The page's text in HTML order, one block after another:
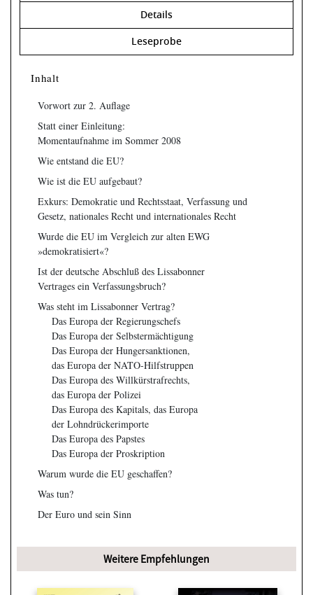
Details
Leseprobe
Inhalt
Vorwort zur 2. Auflage
Statt einer Einleitung:
Momentaufnahme im Sommer 2008
Wie entstand die EU?
Wie ist die EU aufgebaut?
Exkurs: Demokratie und Rechtsstaat, Verfassung und
Gesetz, nationales Recht und internationales Recht
Wurde die EU im Vergleich zur alten EWG
»demokratisiert«?
Ist der deutsche Abschluß des Lissabonner
Vertrages ein Verfassungsbruch?
Was steht im Lissabonner Vertrag?
Das Europa der Regierungschefs
Das Europa der Selbstermächtigung
Das Europa der Hungersanktionen,
das Europa der NATO-Hilfstruppen
Das Europa des Willkürstrafrechts,
das Europa der Polizei
Das Europa des Kapitals, das Europa
der Lohndrückerimporte
Das Europa des Papstes
Das Europa der Proskription
Warum wurde die EU geschaffen?
Was tun?
Der Euro und sein Sinn
Weitere Empfehlungen